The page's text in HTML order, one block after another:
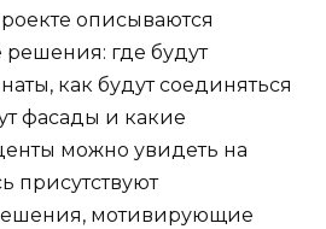
описываются
решения: где будут
как будут соединяться
фасады и какие
можно увидеть на
присутствуют
мотивирующие